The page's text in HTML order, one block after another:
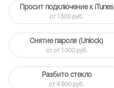
Просит подключение к iTunes
от 1 500 руб.
Снятие пароля (Unlock)
от от 1 000 руб.
Разбито стекло
от 4 900 руб.